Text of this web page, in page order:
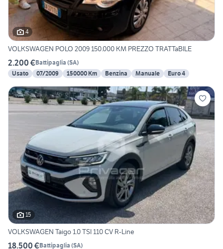
4
VOLKSWAGEN POLO 2009 150.000 KM PREZZO TRATTaBILE
2.200 €Battipaglia (SA)
Usato
07/2009 150000 Km Benzina Manuale Euro 4
15
VOLKSWAGEN Taigo 1.0 TSI 110 CV R-Line
18.500 €Battipaglia (SA)